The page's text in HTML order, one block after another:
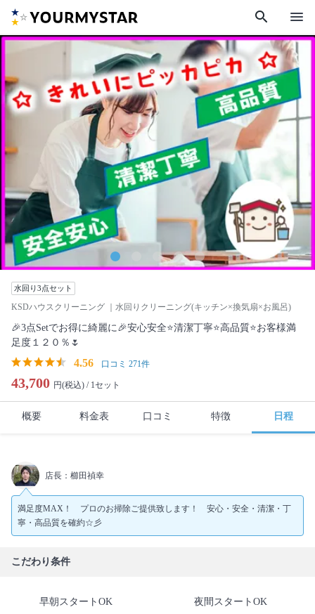
search menu
水回り3点セット
KSDハウスクリーニング ｜水回りクリーニング(キッチン×換気扇×お風呂)
🎉3点Setでお得に綺麗に🎉安心安全⭐清潔丁寧⭐高品質⭐お客様満
足度１２０％🌷
4.56 口コミ 271件
43,700 円(税込) / 1セット
概要 料金表 口コミ 特徴 日程
店長：櫛田禎幸
満足度MAX！ プロのお掃除ご提供致します！ 安心・安全・清潔・丁
寧・高品質を確約☆彡
こだわり条件
早朝スタートOK 夜間スタートOK